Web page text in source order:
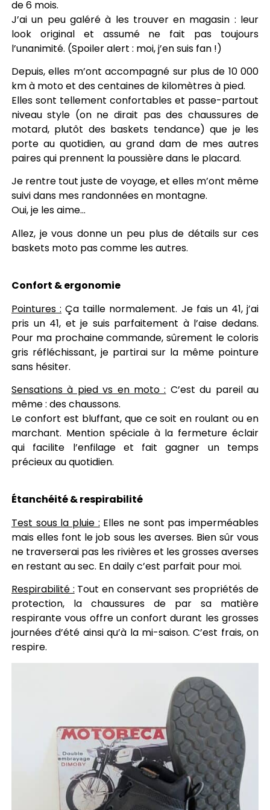
de 6 mois.
J’ai un peu galéré à les trouver en magasin : leur
look original et assumé ne fait pas toujours
l’unanimité. (Spoiler alert : moi, j’en suis fan !)
Depuis, elles m’ont accompagné sur plus de 10 000
km à moto et des centaines de kilomètres à pied.
Elles sont tellement confortables et passe-partout
niveau style (on ne dirait pas des chaussures de
motard, plutôt des baskets tendance) que je les
porte au quotidien, au grand dam de mes autres
paires qui prennent la poussière dans le placard.
Je rentre tout juste de voyage, et elles m’ont même
suivi dans mes randonnées en montagne.
Oui, je les aime…
Allez, je vous donne un peu plus de détails sur ces
baskets moto pas comme les autres.
Confort & ergonomie
Pointures : Ça taille normalement. Je fais un 41, j’ai
pris un 41, et je suis parfaitement à l’aise dedans.
Pour ma prochaine commande, sûrement le coloris
gris réfléchissant, je partirai sur la même pointure
sans hésiter.
Sensations à pied vs en moto : C’est du pareil au
même : des chaussons.
Le confort est bluffant, que ce soit en roulant ou en
marchant. Mention spéciale à la fermeture éclair
qui facilite l’enfilage et fait gagner un temps
précieux au quotidien.
Étanchéité & respirabilité
Test sous la pluie : Elles ne sont pas imperméables
mais elles font le job sous les averses. Bien sûr vous
ne traverserai pas les rivières et les grosses averses
en restant au sec. En daily c’est parfait pour moi.
Respirabilité : Tout en conservant ses propriétés de
protection, la chaussures de par sa matière
respirante vous offre un confort durant les grosses
journées d’été ainsi qu’à la mi-saison. C’est frais, on
respire.